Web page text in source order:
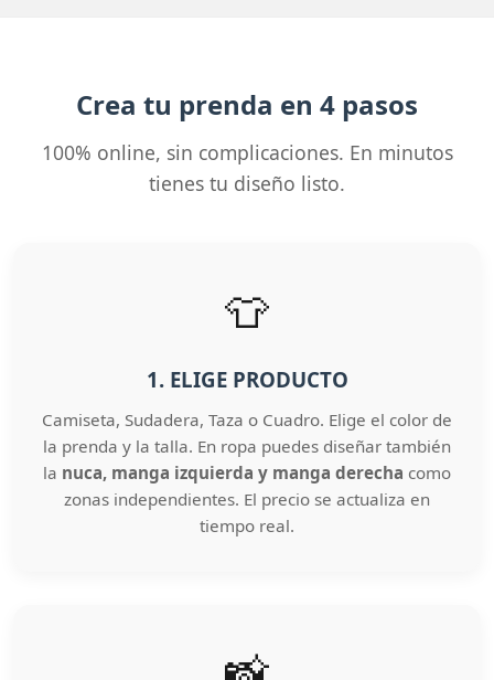
Crea tu prenda en 4 pasos
100% online, sin complicaciones. En minutos
tienes tu diseño listo.
👕
1. ELIGE PRODUCTO
Camiseta, Sudadera, Taza o Cuadro. Elige el color de
la prenda y la talla. En ropa puedes diseñar también
la nuca, manga izquierda y manga derecha como
zonas independientes. El precio se actualiza en
tiempo real.